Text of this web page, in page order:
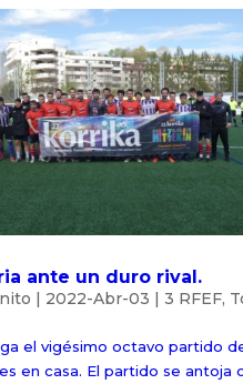
ante un duro rival.
| 2022-Abr-03 | 3 RFEF,
el vigésimo octavo partido
en casa. El partido se antoja